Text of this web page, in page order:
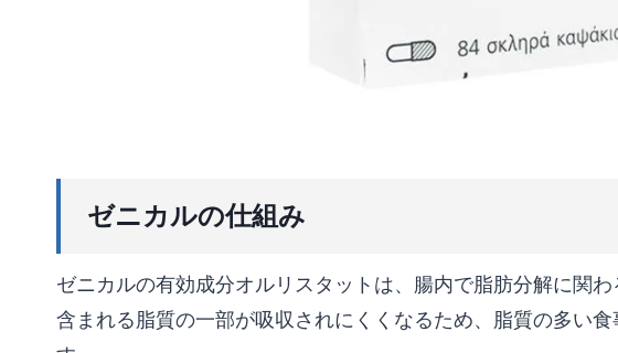
ゼニカルの仕組み
ゼニカルの有効成分オルリスタットは、腸内で脂肪分解に関
含まれる脂質の一部が吸収されにくくなるため、脂質の多い